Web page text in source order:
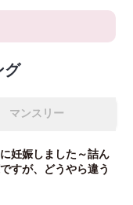
グ
マンスリー
妊娠しました～詰ん
すが、どうやら違う